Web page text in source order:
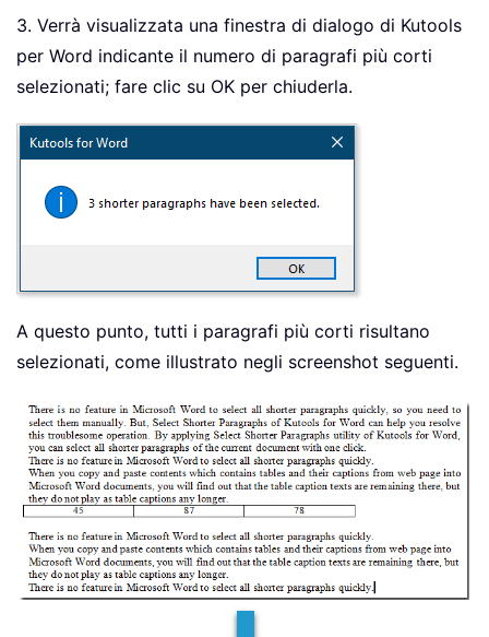
3. Verrà visualizzata una finestra di dialogo di Kutools
per Word indicante il numero di paragrafi più corti
selezionati; fare clic su OK per chiuderla.
A questo punto, tutti i paragrafi più corti risultano
selezionati, come illustrato negli screenshot seguenti.